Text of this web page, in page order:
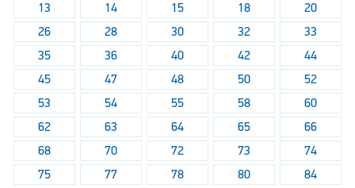
13
14 15 18
20
26
28 30 32
33
35
36 40 42
44
45
47 48 50
52
53
54 55 58
60
62
63 64 65
66
68
70 72 73
74
75
77 78 80 84